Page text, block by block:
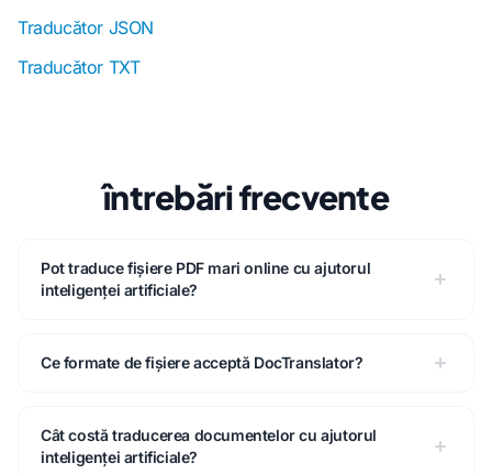
Traducător JSON
Traducător TXT
întrebări frecvente
Pot traduce fișiere PDF mari online cu ajutorul
inteligenței artificiale?
Ce formate de fișiere acceptă DocTranslator?
Cât costă traducerea documentelor cu ajutorul
inteligenței artificiale?